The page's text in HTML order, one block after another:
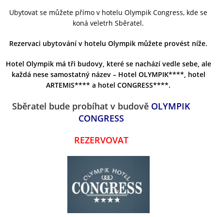
Ubytovat se můžete přímo v hotelu Olympik Congress, kde se
koná veletrh Sběratel.
Rezervaci ubytování v hotelu Olympik můžete provést níže.
Hotel Olympik má tři budovy, které se nachází vedle sebe, ale
každá nese samostatný název – Hotel OLYMPIK****, hotel
ARTEMIS**** a hotel CONGRESS****.
Sběratel bude probíhat v budově OLYMPIK
CONGRESS
REZERVOVAT